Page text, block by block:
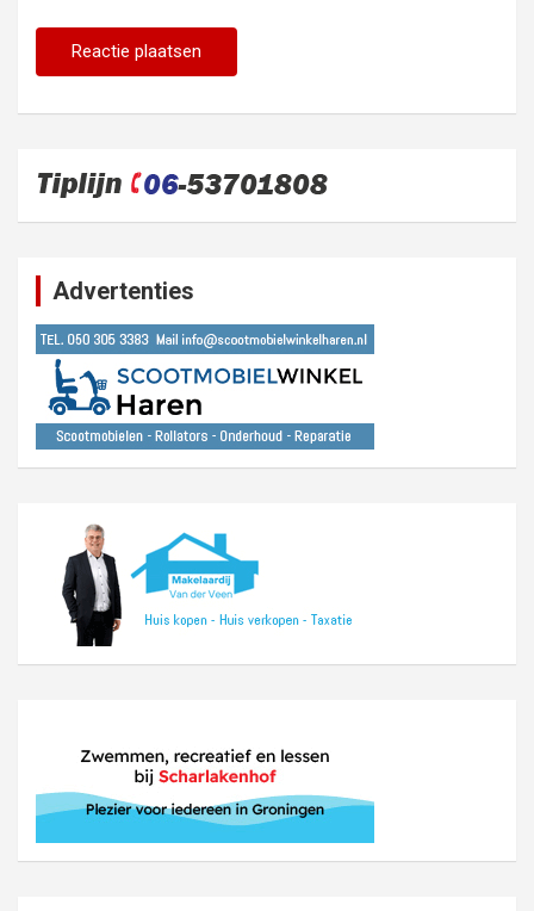
Advertenties